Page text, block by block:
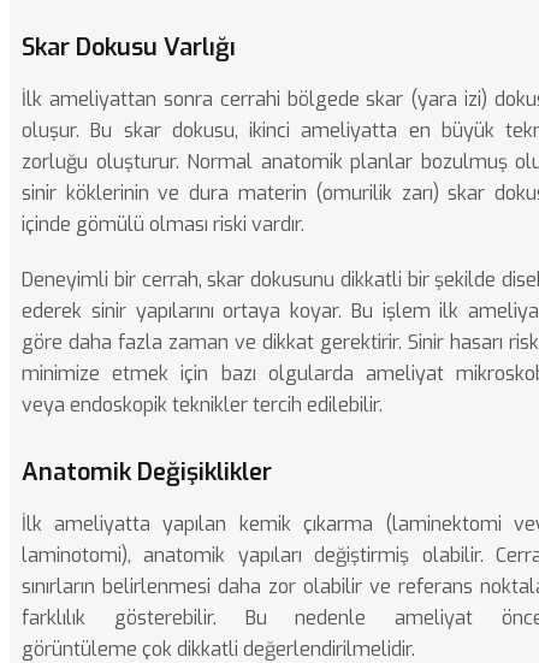
Skar Dokusu Varlığı
İlk ameliyattan sonra cerrahi bölgede skar (yara izi)
oluşur. Bu skar dokusu, ikinci ameliyatta en büyük
zorluğu oluşturur. Normal anatomik planlar bozulmuş
sinir köklerinin ve dura materin (omurilik zarı) skar
içinde gömülü olması riski vardır.
Deneyimli bir cerrah, skar dokusunu dikkatli bir şekilde
ederek sinir yapılarını ortaya koyar. Bu işlem ilk
göre daha fazla zaman ve dikkat gerektirir. Sinir hasarı
minimize etmek için bazı olgularda ameliyat
veya endoskopik teknikler tercih edilebilir.
Anatomik Değişiklikler
İlk ameliyatta yapılan kemik çıkarma (laminektomi
laminotomi), anatomik yapıları değiştirmiş olabilir.
sınırların belirlenmesi daha zor olabilir ve referans
farklılık gösterebilir. Bu nedenle ameliyat
görüntüleme çok dikkatli değerlendirilmelidir.